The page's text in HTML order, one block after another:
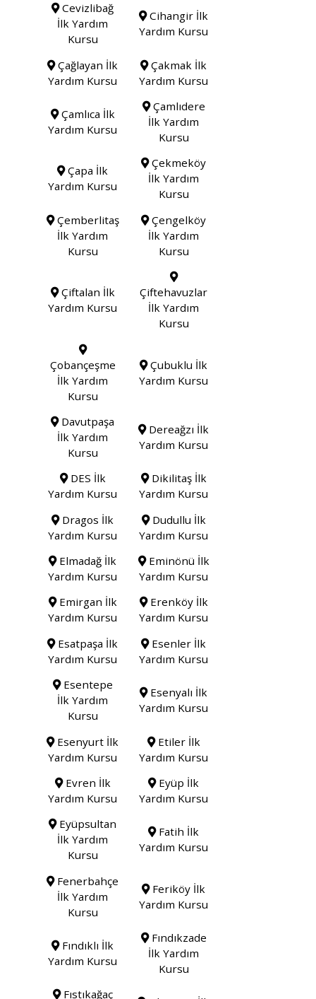
Cevizlibağ
İlk Yardım
Kursu
Cihangir İlk
Yardım Kursu
Çağlayan İlk
Yardım Kursu
Çakmak İlk
Yardım Kursu
Çamlıca İlk
Yardım Kursu
Çamlıdere
İlk Yardım
Kursu
Çapa İlk
Yardım Kursu
Çekmeköy
İlk Yardım
Kursu
Çemberlitaş
İlk Yardım
Kursu
Çengelköy
İlk Yardım
Kursu
Çiftalan İlk
Yardım Kursu
Çiftehavuzlar
İlk Yardım
Kursu
Çobançeşme
İlk Yardım
Kursu
Çubuklu İlk
Yardım Kursu
Davutpaşa
İlk Yardım
Kursu
Dereağzı İlk
Yardım Kursu
DES İlk
Yardım Kursu
Dikilitaş İlk
Yardım Kursu
Dragos İlk
Yardım Kursu
Dudullu İlk
Yardım Kursu
Elmadağ İlk
Yardım Kursu
Eminönü İlk
Yardım Kursu
Emirgan İlk
Yardım Kursu
Erenköy İlk
Yardım Kursu
Esatpaşa İlk
Yardım Kursu
Esenler İlk
Yardım Kursu
Esentepe
İlk Yardım
Kursu
Esenyalı İlk
Yardım Kursu
Esenyurt İlk
Yardım Kursu
Etiler İlk
Yardım Kursu
Evren İlk
Yardım Kursu
Eyüp İlk
Yardım Kursu
Eyüpsultan
İlk Yardım
Kursu
Fatih İlk
Yardım Kursu
Fenerbahçe
İlk Yardım
Kursu
Feriköy İlk
Yardım Kursu
Fındıklı İlk
Yardım Kursu
Fındıkzade
İlk Yardım
Kursu
Fıstıkağaç